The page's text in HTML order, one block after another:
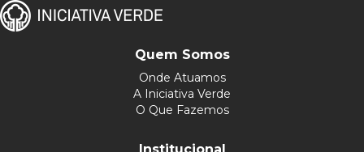
Quem Somos
Onde Atuamos
A Iniciativa Verde
O Que Fazemos